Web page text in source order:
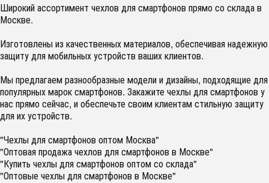
Широкий ассортимент чехлов для смартфонов прямо со склада в
Москве.
Изготовлены из качественных материалов, обеспечивая надежную
защиту для мобильных устройств ваших клиентов.
Мы предлагаем разнообразные модели и дизайны, подходящие для
популярных марок смартфонов. Закажите чехлы для смартфонов у
нас прямо сейчас, и обеспечьте своим клиентам стильную защиту
для их устройств.
"Чехлы для смартфонов оптом Москва"
"Оптовая продажа чехлов для смартфонов в Москве"
"Купить чехлы для смартфонов оптом со склада"
"Оптовые чехлы для смартфонов в Москве"